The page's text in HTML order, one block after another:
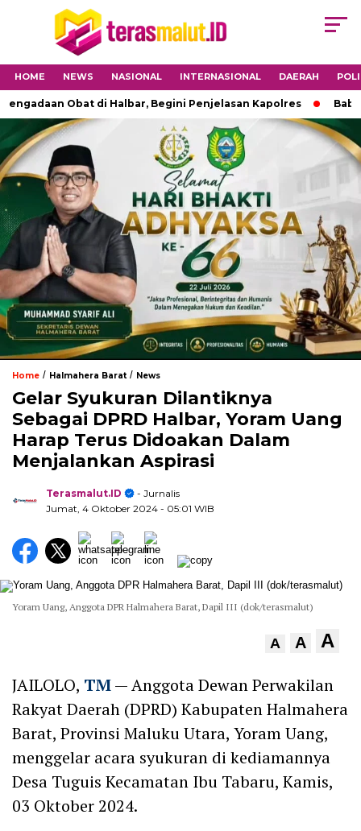
HOME NEWS NASIONAL INTERNASIONAL DAERAH
Obat di Halbar, Begini Penjelasan Kapolres Babinsa
Home / Halmahera Barat/ News
Gelar Syukuran Dilantiknya
Sebagai DPRD Halbar, Yoram Uang
Harap Terus Didoakan Dalam
Menjalankan Aspirasi
Terasmalut.ID
- Jurnalis
Jumat, 4 Oktober 2024 - 05:01 WIB
Yoram Uang, Anggota DPR Halmahera Barat, Dapil III (dok/terasmalut)
A A A
JAILOLO, TM— Anggota Dewan Perwakilan
Rakyat Daerah (DPRD) Kabupaten Halmahera
Barat, Provinsi Maluku Utara, Yoram Uang,
menggelar acara syukuran di kediamannya
Desa Tuguis Kecamatan Ibu Tabaru, Kamis,
03 Oktober 2024.